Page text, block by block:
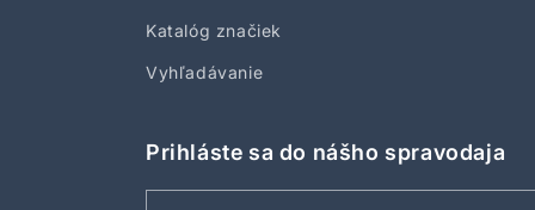
Katalóg značiek
Vyhľadávanie
Prihláste sa do nášho spravodaja